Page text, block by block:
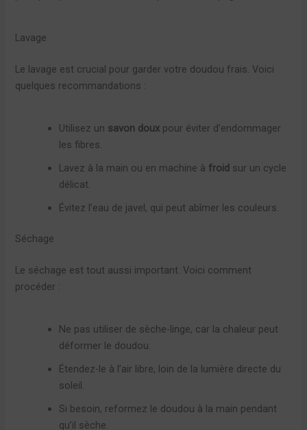
Lavage
Le lavage est crucial pour garder votre doudou frais. Voici
quelques recommandations :
Utilisez un savon doux pour éviter d’endommager
les fibres.
Lavez à la main ou en machine à froid sur un cycle
délicat.
Évitez l’eau de javel, qui peut abîmer les couleurs.
Séchage
Le séchage est tout aussi important. Voici comment
procéder :
Ne pas utiliser de sèche-linge, car la chaleur peut
déformer le doudou.
Étendez-le à l’air libre, loin de la lumière directe du
soleil.
Si besoin, reformez le doudou à la main pendant
qu’il sèche.